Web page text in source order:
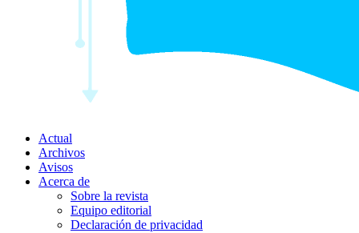
Actual
Archivos
Avisos
Acerca de
Sobre la revista
Equipo editorial
Declaración de privacidad